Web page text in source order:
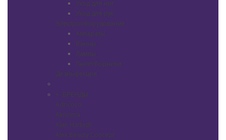
Уход для ног
Уход для рук
Электрооборудование
Аппараты
Ванны
Лампы
Пылесборники
Дезинфекция
+- БРЕНДЫ
Adricoco
Aksioma
Alan Hadash
Alex Beauty Concept